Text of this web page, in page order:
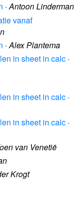
·Antoon Linderman
vanaf
·Alex Plantema
in sheet in calc ·
in sheet in calc ·
in sheet in calc ·
van Venetië
Krogt